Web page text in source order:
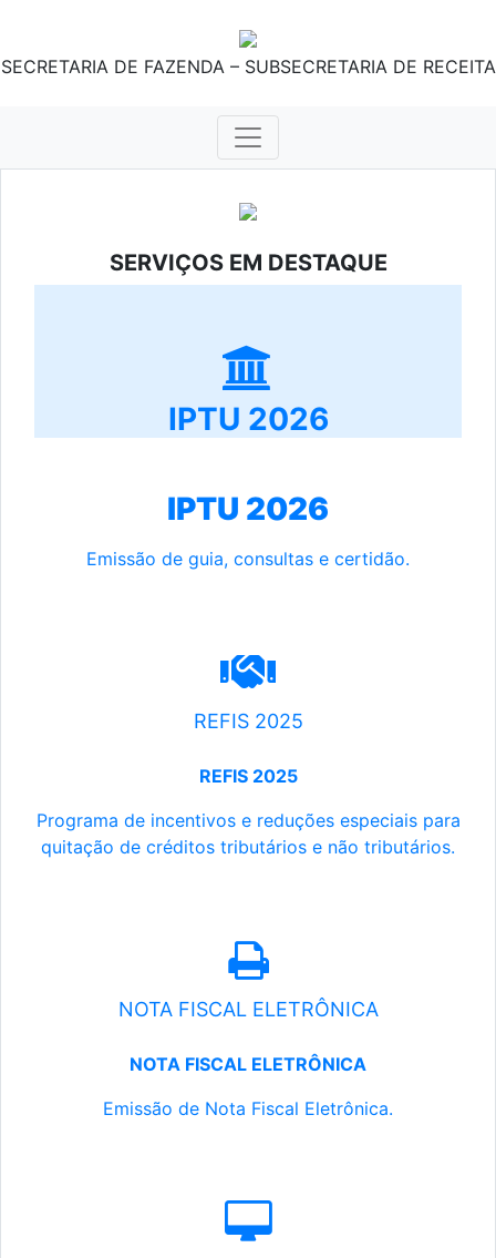
SECRETARIA DE FAZENDA – SUBSECRETARIA DE RECEITA
SERVIÇOS EM DESTAQUE
IPTU 2026
IPTU 2026
Emissão de guia, consultas e certidão.
REFIS 2025
REFIS 2025
Programa de incentivos e reduções especiais para
quitação de créditos tributários e não tributários.
NOTA FISCAL ELETRÔNICA
NOTA FISCAL ELETRÔNICA
Emissão de Nota Fiscal Eletrônica.